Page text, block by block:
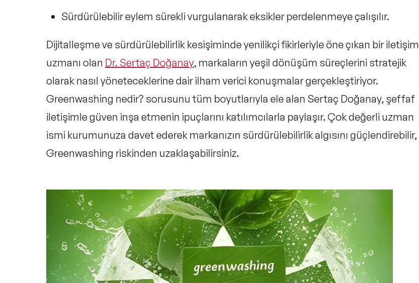
Sürdürülebilir eylem sürekli vurgulanarakeksikler perdelenmeye çalışılır.
Dijitalleşme ve sürdürülebilirlik kesişiminde yenilikçi fikirleriyle öne çıkan bir iletişim
uzmanı olan Dr. Sertaç Doğanay, markaların yeşil dönüşüm süreçlerini stratejik
olarak nasıl yöneteceklerine dair ilham verici konuşmalar gerçekleştiriyor.
Greenwashing nedir? sorusunu tüm boyutlarıyla ele alan Sertaç Doğanay, şeffaf
iletişimle güven inşa etmenin ipuçlarını katılımcılarla paylaşır. Çok değerli uzman
ismi kurumunuza davet ederek markanızın sürdürülebilirlik algısını güçlendirebilir,
Greenwashing riskinden uzaklaşabilirsiniz.